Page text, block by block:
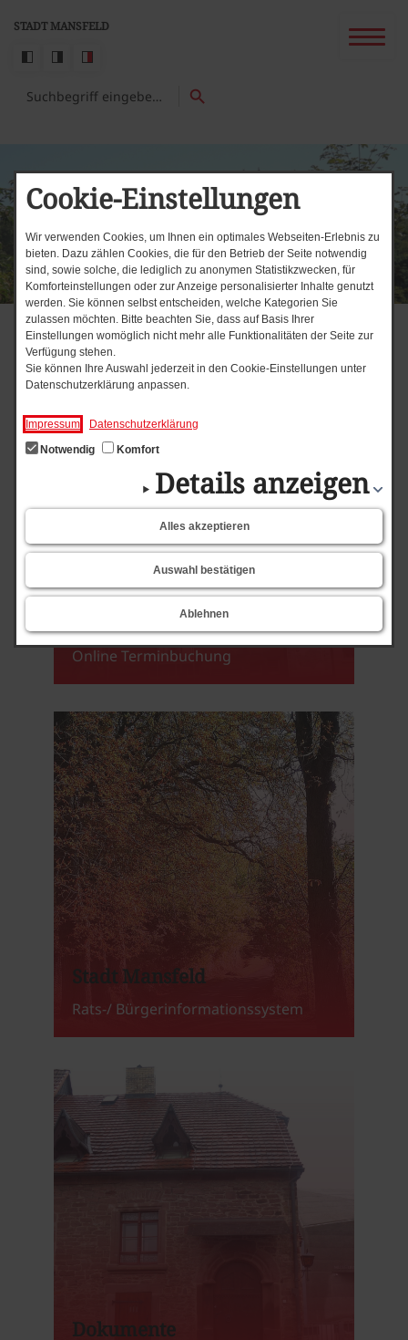
Cookie-Einstellungen
Wir verwenden Cookies, um Ihnen ein optimales Webseiten-Erlebnis zu
bieten. Dazu zählen Cookies, die für den Betrieb der Seite notwendig
sind, sowie solche, die lediglich zu anonymen Statistikzwecken, für
Komforteinstellungen oder zur Anzeige personalisierter Inhalte genutzt
werden. Sie können selbst entscheiden, welche Kategorien Sie
zulassen möchten. Bitte beachten Sie, dass auf Basis Ihrer
Einstellungen womöglich nicht mehr alle Funktionalitäten der Seite zur
Verfügung stehen.
Sie können Ihre Auswahl jederzeit in den Cookie-Einstellungen unter
Datenschutzerklärung anpassen.
Impressum
Datenschutzerklärung
Notwendig
Komfort
Details anzeigen
Alles akzeptieren
Auswahl bestätigen
Ablehnen
STADT MANSFELD
Einwohnermeldeamt
Online Terminbuchung
Stadt Mansfeld
Rats-/ Bürgerinformationssystem
Dokumente